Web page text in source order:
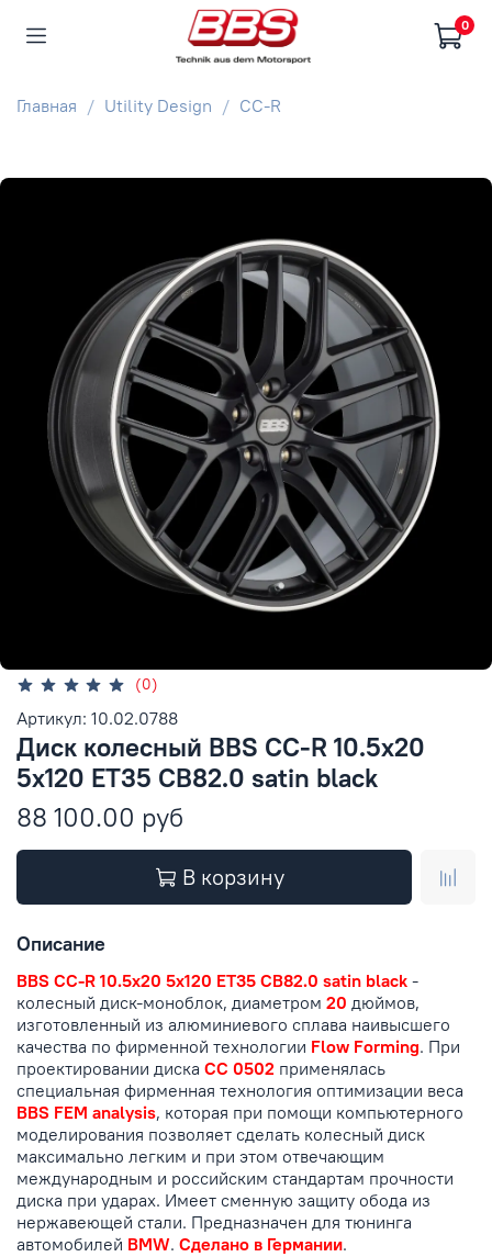
0
Главная Utility Design CC-R
(0)
Артикул: 10.02.0788
Диск колесный BBS CC-R 10.5x20
5x120 ET35 CB82.0 satin black
88 100.00 руб
В корзину
Описание
BBS CC-R 10.5x20 5x120 ET35 CB82.0 satin black -
колесный диск-моноблок, диаметром 20 дюймов,
изготовленный из алюминиевого сплава наивысшего
качества по фирменной технологии Flow Forming. При
проектировании диска CC 0502 применялась
специальная фирменная технология оптимизации веса
BBS FEM analysis, которая при помощи компьютерного
моделирования позволяет сделать колесный диск
максимально легким и при этом отвечающим
международным и российским стандартам прочности
диска при ударах. Имеет сменную защиту обода из
нержавеющей стали. Предназначен для тюнинга
автомобилей BMW. Сделано в Германии.